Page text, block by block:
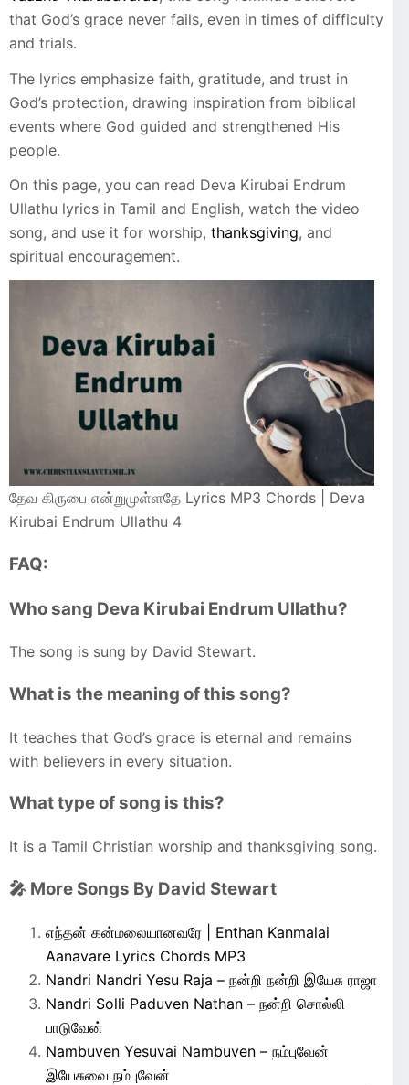
that God’s grace never fails, even in times of difficulty
and trials.
The lyrics emphasize faith, gratitude, and trust in
God’s protection, drawing inspiration from biblical
events where God guided and strengthened His
people.
On this page, you can read Deva Kirubai Endrum
Ullathu lyrics in Tamil and English, watch the video
song, and use it for worship, thanksgiving, and
spiritual encouragement.
தேவ கிருபை என்றுமுள்ளதே Lyrics MP3 Chords | Deva
Kirubai Endrum Ullathu 4
FAQ:
Who sang Deva Kirubai Endrum Ullathu?
The song is sung by David Stewart.
What is the meaning of this song?
It teaches that God’s grace is eternal and remains
with believers in every situation.
What type of song is this?
It is a Tamil Christian worship and thanksgiving song.
🎤 More Songs By David Stewart
எந்தன் கன்மலையானவரே | Enthan Kanmalai
Aanavare Lyrics Chords MP3
Nandri Nandri Yesu Raja – நன்றி நன்றி இயேசு ராஜா
Nandri Solli Paduven Nathan – நன்றி சொல்லி
பாடுவேன்
Nambuven Yesuvai Nambuven – நம்புவேன்
இயேசுவை நம்புவேன்